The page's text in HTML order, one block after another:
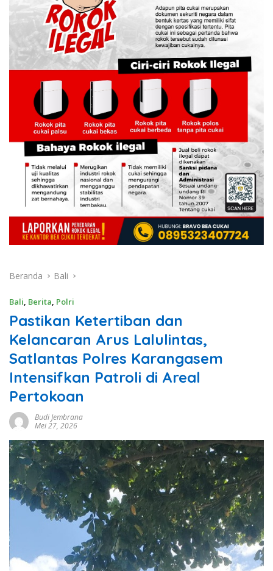
Beranda Bali
Bali, Berita, Polri
Pastikan Ketertiban dan
Kelancaran Arus Lalulintas,
Satlantas Polres Karangasem
Intensifkan Patroli di Areal
Pertokoan
Budi Jembrana
Mei 27, 2026